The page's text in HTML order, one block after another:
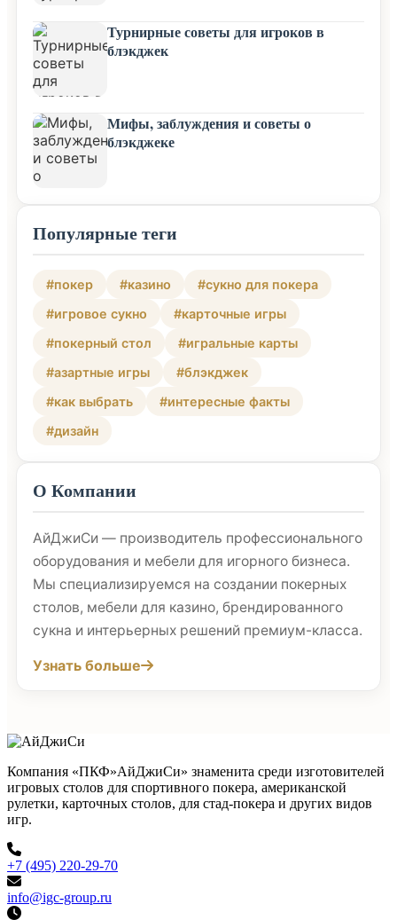
Турнирные советы для игроков в
блэкджек
Мифы, заблуждения и советы о
блэкджеке
Популярные теги
#покер #казино
#сукно для покера
#игровое сукно
#карточные игры
#покерный стол
#игральные карты
#азартные игры
#блэкджек
#как выбрать
#интересные факты
#дизайн
О Компании
АйДжиСи — производитель профессионального
оборудования и мебели для игорного бизнеса.
Мы специализируемся на создании покерных
столов, мебели для казино, брендированного
сукна и интерьерных решений премиум-класса.
Узнать больше
Компания «ПКФ»АйДжиСи» знаменита среди изготовителей
игровых столов для спортивного покера, американской
рулетки, карточных столов, для стад-покера и других видов
игр.
+7 (495) 220-29-70
info@igc-group.ru